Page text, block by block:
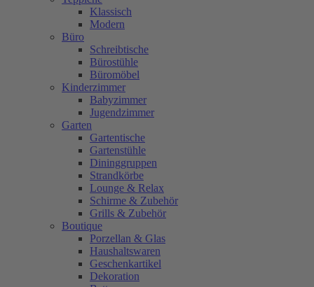
Klassisch
Modern
Büro
Schreibtische
Bürostühle
Büromöbel
Kinderzimmer
Babyzimmer
Jugendzimmer
Garten
Gartentische
Gartenstühle
Dininggruppen
Strandkörbe
Lounge & Relax
Schirme & Zubehör
Grills & Zubehör
Boutique
Porzellan & Glas
Haushaltswaren
Geschenkartikel
Dekoration